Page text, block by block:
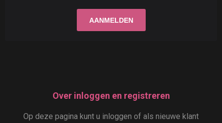
Over inloggen en registreren
Op deze pagina kunt u inloggen of als nieuwe klant